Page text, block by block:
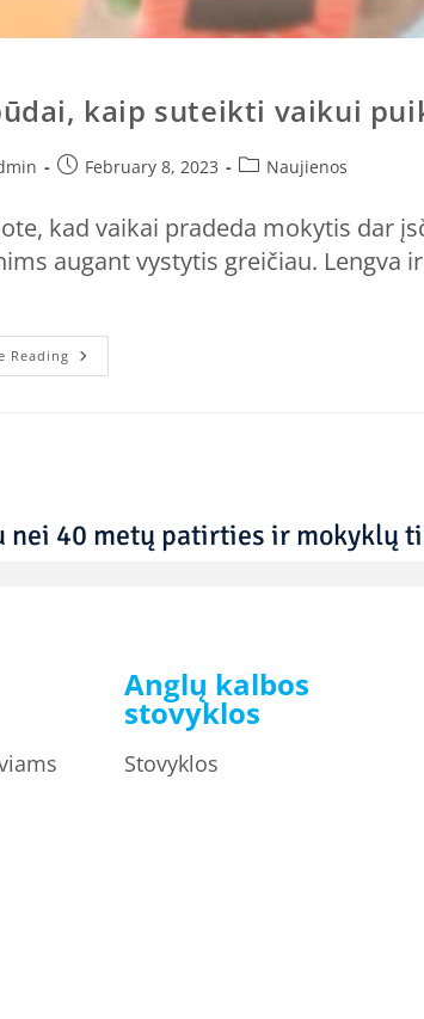
kaip suteikti vaikui
February 8, 2023 Naujienos
kad vaikai pradeda mokytis dar
augant vystytis greičiau. Lengva
Reading
nei 40 metų patirties ir mokyklų
Anglų kalbos
stovyklos
Stovyklos